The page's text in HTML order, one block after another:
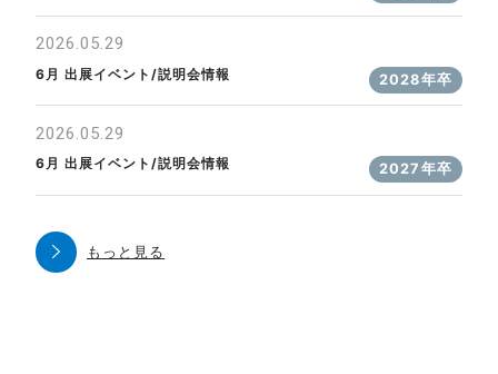
2026.05.29
6月 出展イベント/説明会情報 2028年卒
2026.05.29
6月 出展イベント/説明会情報 2027年卒
もっと見る